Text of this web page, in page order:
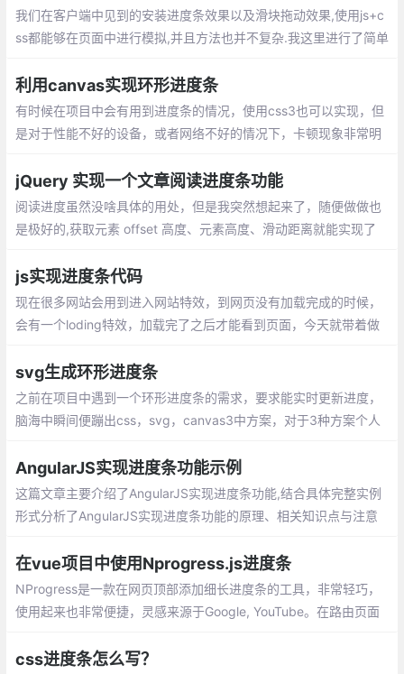
算
我们在客户端中见到的安装进度条效果以及滑块拖动效果,使用js+c
ss都能够在页面中进行模拟,并且方法也并不复杂.我这里进行了简单
利用canvas实现环形进度条
有时候在项目中会有用到进度条的情况，使用css3也可以实现，但
是对于性能不好的设备，或者网络不好的情况下，卡顿现象非常明
现的方法。
jQuery 实现一个文章阅读进度条功能
阅读进度虽然没啥具体的用处，但是我突然想起来了，随便做做也
是极好的,获取元素 offset 高度、元素高度、滑动距离就能实现了
js实现进度条代码
现在很多网站会用到进入网站特效，到网页没有加载完成的时候，
会有一个loding特效，加载完了之后才能看到页面，今天就带着做
架
svg生成环形进度条
之前在项目中遇到一个环形进度条的需求，要求能实时更新进度，
脑海中瞬间便蹦出css，svg，canvas3中方案，对于3种方案个人
具体效果如下图：
AngularJS实现进度条功能示例
这篇文章主要介绍了AngularJS实现进度条功能,结合具体完整实例
形式分析了AngularJS实现进度条功能的原理、相关知识点与注意
在vue项目中使用Nprogress.js进度条
NProgress是一款在网页顶部添加细长进度条的工具，非常轻巧，
使用起来也非常便捷，灵感来源于Google, YouTube。在路由页面
css进度条怎么写？